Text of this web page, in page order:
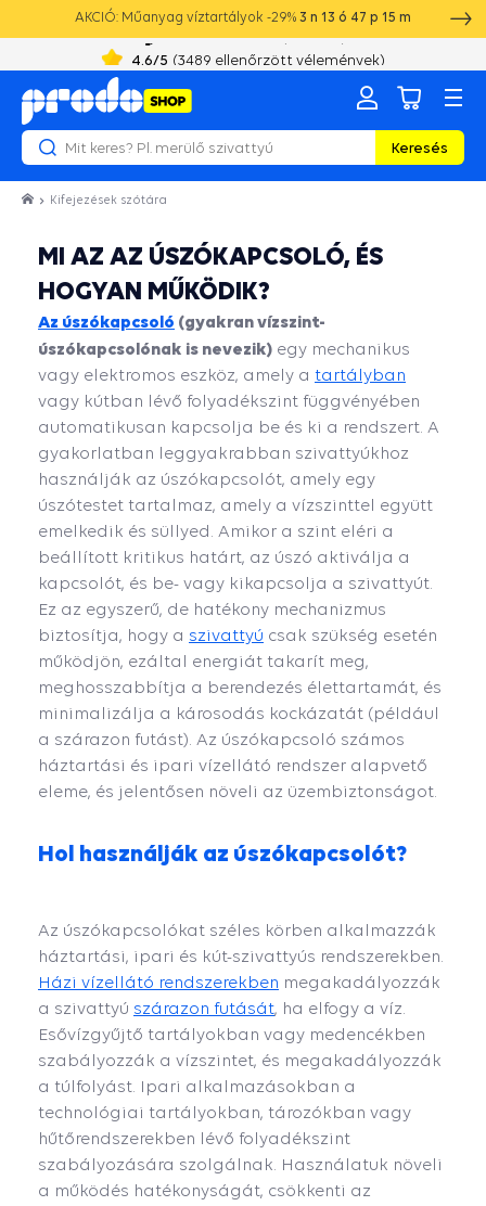
AKCIÓ: Műanyag víztartályok -29% 3 n 13 ó 47 p 15 m
4.6 /5 (3489 ellenőrzött vélemények)
Keresés
Kifejezések szótára
MI AZ AZ ÚSZÓKAPCSOLÓ, ÉS
HOGYAN MŰKÖDIK?
Az úszókapcsoló (gyakran vízszint-
úszókapcsolónak is nevezik) egy mechanikus
vagy elektromos eszköz, amely a tartályban
vagy kútban lévő folyadékszint függvényében
automatikusan kapcsolja be és ki a rendszert. A
gyakorlatban leggyakrabban szivattyúkhoz
használják az úszókapcsolót, amely egy
úszótestet tartalmaz, amely a vízszinttel együtt
emelkedik és süllyed. Amikor a szint eléri a
beállított kritikus határt, az úszó aktiválja a
kapcsolót, és be- vagy kikapcsolja a szivattyút.
Ez az egyszerű, de hatékony mechanizmus
biztosítja, hogy a szivattyú csak szükség esetén
működjön, ezáltal energiát takarít meg,
meghosszabbítja a berendezés élettartamát, és
minimalizálja a károsodás kockázatát (például
a szárazon futást). Az úszókapcsoló számos
háztartási és ipari vízellátó rendszer alapvető
eleme, és jelentősen növeli az üzembiztonságot.
Hol használják az úszókapcsolót?
Az úszókapcsolókat széles körben alkalmazzák
háztartási, ipari és kút-szivattyús rendszerekben.
Házi vízellátó rendszerekben megakadályozzák
a szivattyú szárazon futását, ha elfogy a víz.
Esővízgyűjtő tartályokban vagy medencékben
szabályozzák a vízszintet, és megakadályozzák
a túlfolyást. Ipari alkalmazásokban a
technológiai tartályokban, tározókban vagy
hűtőrendszerekben lévő folyadékszint
szabályozására szolgálnak. Használatuk növeli
a működés hatékonyságát, csökkenti az